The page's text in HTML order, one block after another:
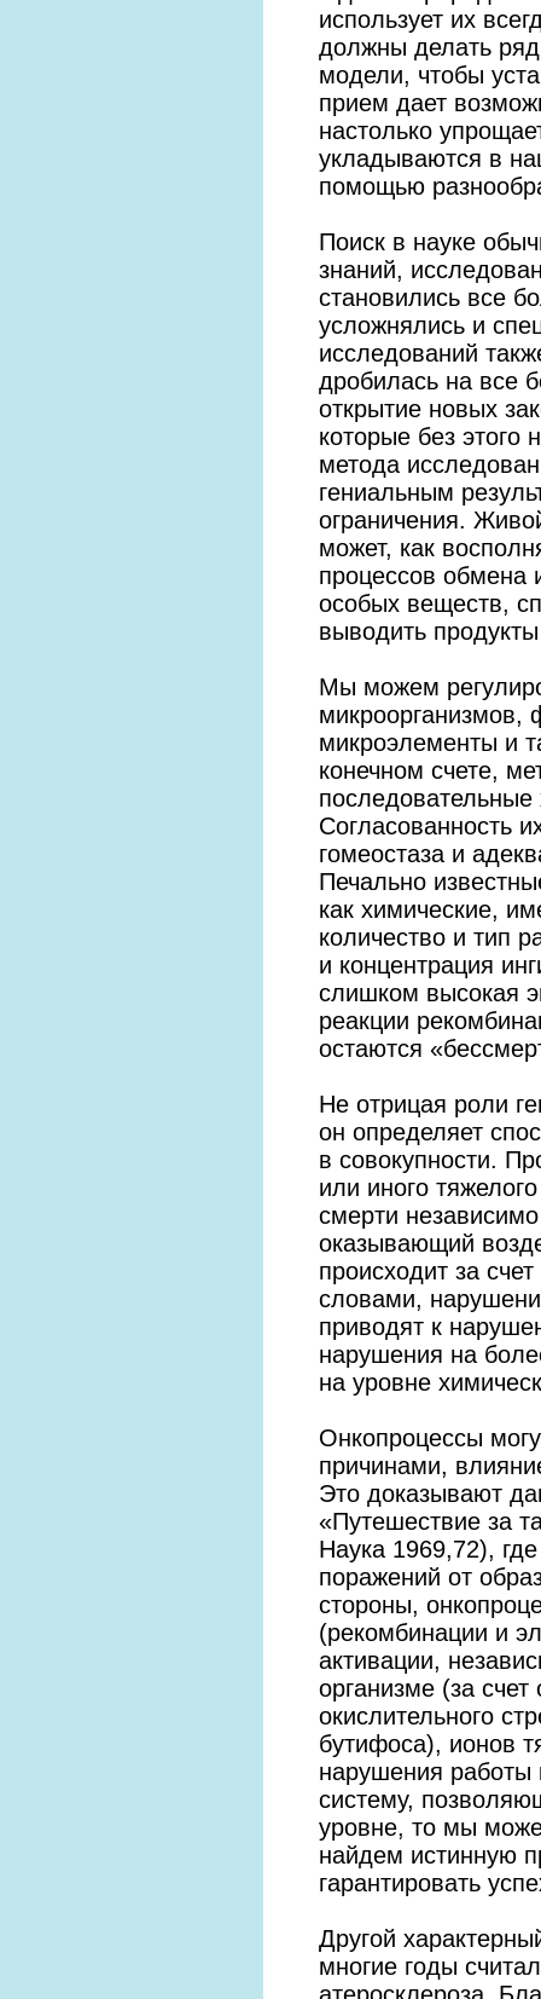
использует их
должны делать
модели, чтобы
прием дает
настолько
укладываются в
помощью
Поиск в науке
знаний,
становились все
усложнялись и
исследований
дробилась на все
открытие новых
которые без
метода
гениальным
ограничения.
может, как
процессов обмена
особых веществ,
выводить
Мы можем
микроорганизмов,
микроэлементы и
конечном счете,
Согласованность
гомеостаза и
Печально
как химические,
количество и тип
и концентрация
слишком высокая
реакции
остаются
Не отрицая роли
он определяет
в совокупности.
или иного
смерти
оказывающий
происходит за
словами,
приводят к
нарушения на
на уровне
Онкопроцессы
причинами,
Это доказывают
«Путешествие за
Наука 1969,72),
поражений от
стороны,
(рекомбинации и
активации,
организме (за
окислительного
бутифоса), ионов
нарушения
систему,
уровне, то мы
найдем истинную
гарантировать
Другой
многие годы